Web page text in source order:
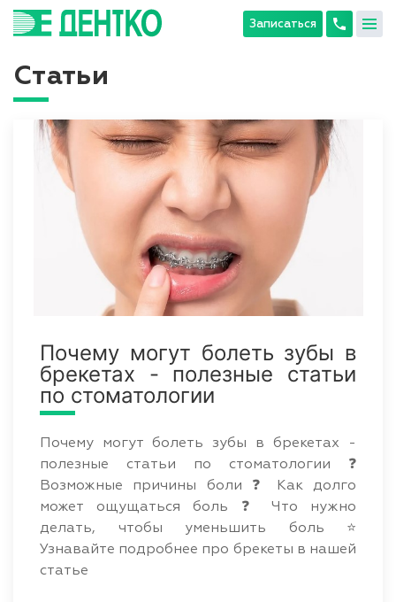
Записаться
Главная Статьи
Статьи
Почему могут болеть зубы в
брекетах - полезные статьи
по стоматологии
Почему могут болеть зубы в брекетах -
полезные статьи по стоматологии ❓
Возможные причины боли ❓ Как долго
может ощущаться боль ❓ Что нужно
делать, чтобы уменьшить боль ⭐
Узнавайте подробнее про брекеты в нашей
статье